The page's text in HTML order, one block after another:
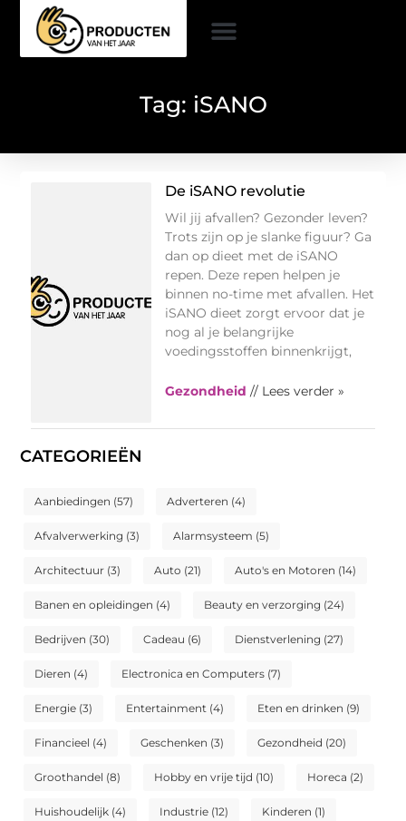
Tag: iSANO
CATEGORIEËN
Aanbiedingen (57) Adverteren (4)
Afvalverwerking (3) Alarmsysteem (5)
Architectuur (3) Auto (21) Auto's en Motoren (14)
Banen en opleidingen (4) Beauty en verzorging (24)
Bedrijven (30) Cadeau (6) Dienstverlening (27)
Dieren (4) Electronica en Computers (7)
Energie (3) Entertainment (4) Eten en drinken (9)
Financieel (4) Geschenken (3) Gezondheid (20)
Groothandel (8) Hobby en vrije tijd (10) Horeca (2)
Huishoudelijk (4) Industrie (12) Kinderen (1)
De iSANO revolutie
Wil jij afvallen? Gezonder leven?
Trots zijn op je slanke figuur? Ga
dan op dieet met de iSANO
repen. Deze repen helpen je
binnen no-time met afvallen. Het
iSANO dieet zorgt ervoor dat je
nog al je belangrijke
voedingsstoffen binnenkrijgt,
Gezondheid // Lees verder »